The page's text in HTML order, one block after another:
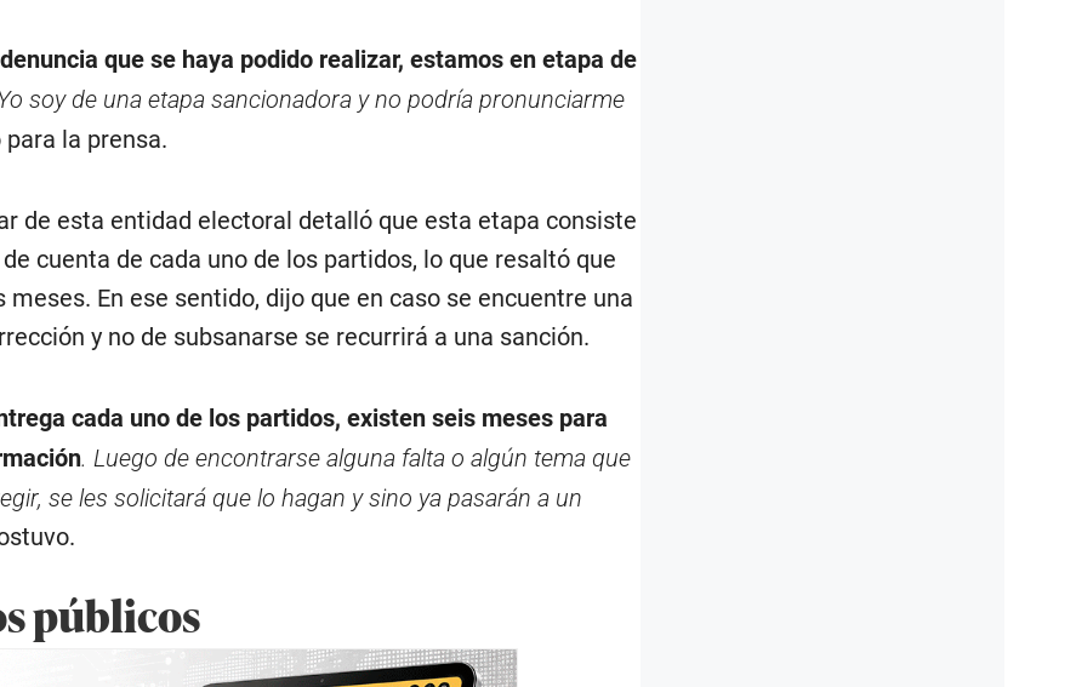
que se haya podido realizar, estamos en etapa de
soy de una etapa sancionadora y no podría pronunciarme
la prensa.
de esta entidad electoral detalló que esta etapa consiste
cuenta de cada uno de los partidos, lo que resaltó que
meses. En ese sentido, dijo que en caso se encuentre una
y no de subsanarse se recurrirá a una sanción.
cada uno de los partidos, existen seis meses para
. Luego de encontrarse alguna falta o algún tema que
se les solicitará que lo hagan y sino ya pasarán a un
públicos